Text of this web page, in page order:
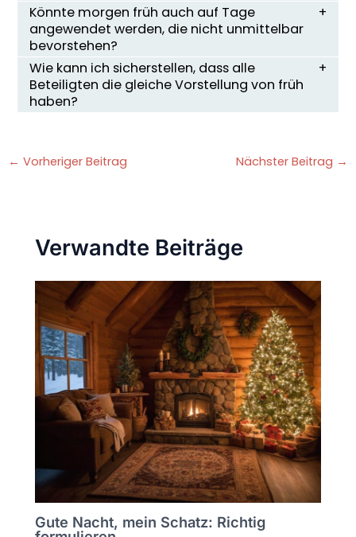
Könnte morgen früh auch auf Tage
angewendet werden, die nicht unmittelbar
bevorstehen?
Wie kann ich sicherstellen, dass alle
Beteiligten die gleiche Vorstellung von früh
haben?
← Vorheriger Beitrag Nächster Beitrag →
Verwandte Beiträge
Gute Nacht, mein Schatz: Richtig